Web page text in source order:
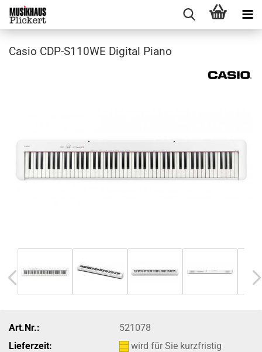
Casio CDP-S110WE Digital Piano
Art.Nr.:
521078
Lieferzeit:
wird für Sie kurzfristig